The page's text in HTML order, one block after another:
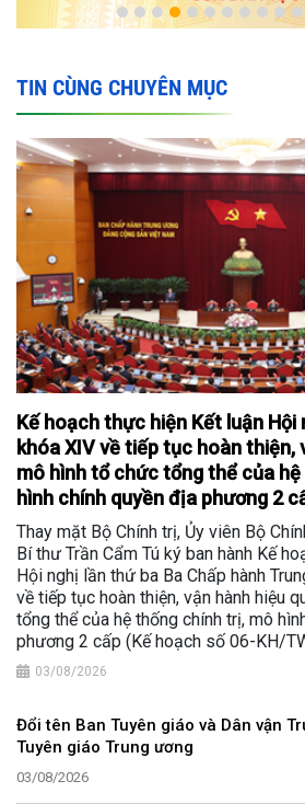
TIN CÙNG CHUYÊN MỤC
Kế hoạch thực hiện Kết luận Hội
khóa XIV về tiếp tục hoàn thiện,
mô hình tổ chức tổng thể của
hình chính quyền địa phương 2
Thay mặt Bộ Chính trị, Ủy viên Bộ
Bí thư Trần Cẩm Tú ký ban hành Kế
Hội nghị lần thứ ba Ba Chấp hành
về tiếp tục hoàn thiện, vận hành hiệu
tổng thể của hệ thống chính trị, mô
phương 2 cấp (Kế hoạch số 06-KH/
03/08/2026
Đổi tên Ban Tuyên giáo và Dân vận
Tuyên giáo Trung ương
03/08/2026